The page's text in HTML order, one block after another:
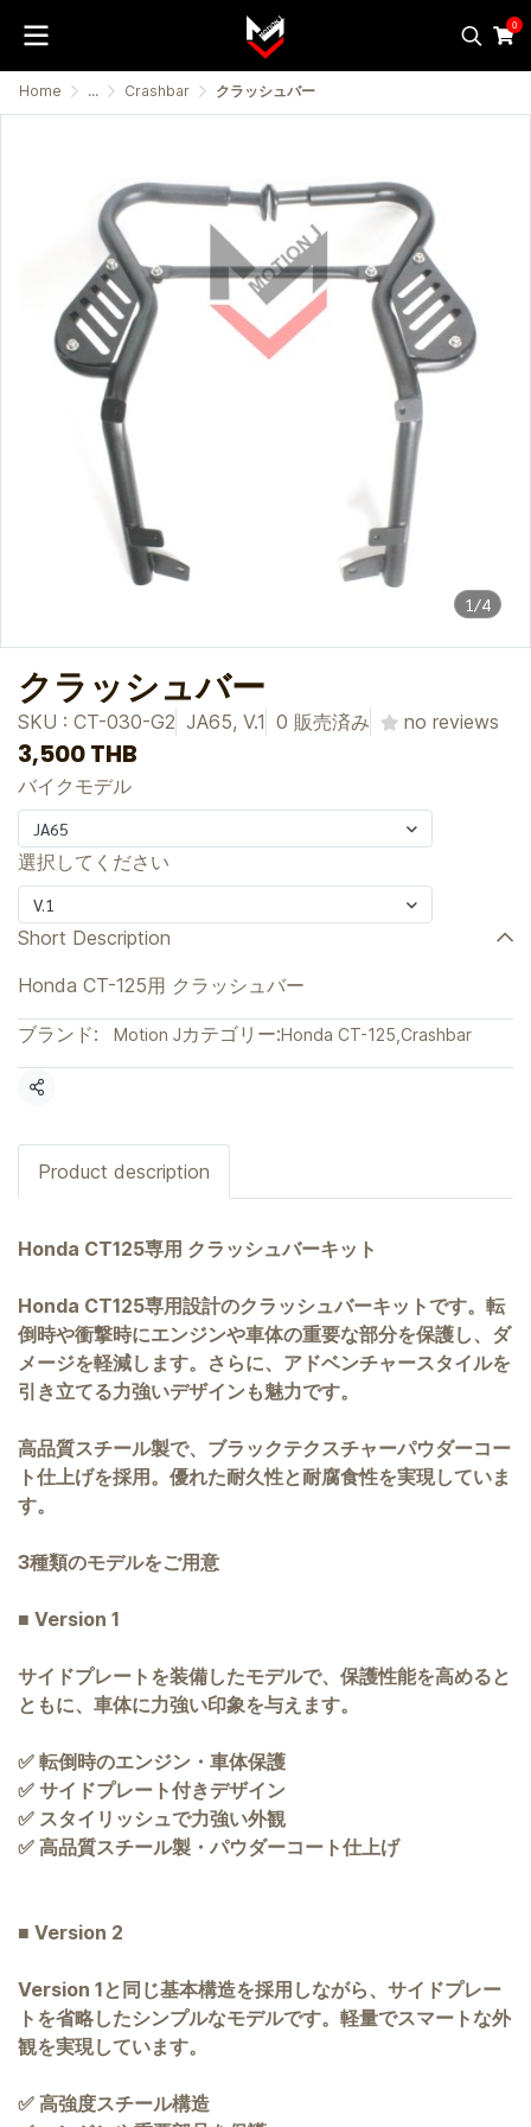
0
Home ... Crashbar クラッシュバー
1/4
クラッシュバー
SKU : CT-030-G2 JA65, V.1 0 販売済み no reviews
3,500 THB
バイクモデル
JA65
選択してください
V.1
Short Description
Honda CT-125用 クラッシュバー
ブランド: Motion Jカテゴリー:Honda CT-125 Crashbar
共有
Product description
Honda CT125専用 クラッシュバーキット
Honda CT125専用設計のクラッシュバーキットです。転
倒時や衝撃時にエンジンや車体の重要な部分を保護し、ダ
メージを軽減します。さらに、アドベンチャースタイルを
引き立てる力強いデザインも魅力です。
高品質スチール製で、ブラックテクスチャーパウダーコー
ト仕上げを採用。優れた耐久性と耐腐食性を実現していま
す。
3種類のモデルをご用意
■ Version 1
サイドプレートを装備したモデルで、保護性能を高めると
ともに、車体に力強い印象を与えます。
✅ 転倒時のエンジン・車体保護
✅ サイドプレート付きデザイン
✅ スタイリッシュで力強い外観
✅ 高品質スチール製・パウダーコート仕上げ
■ Version 2
Version 1と同じ基本構造を採用しながら、サイドプレー
トを省略したシンプルなモデルです。軽量でスマートな外
観を実現しています。
✅ 高強度スチール構造